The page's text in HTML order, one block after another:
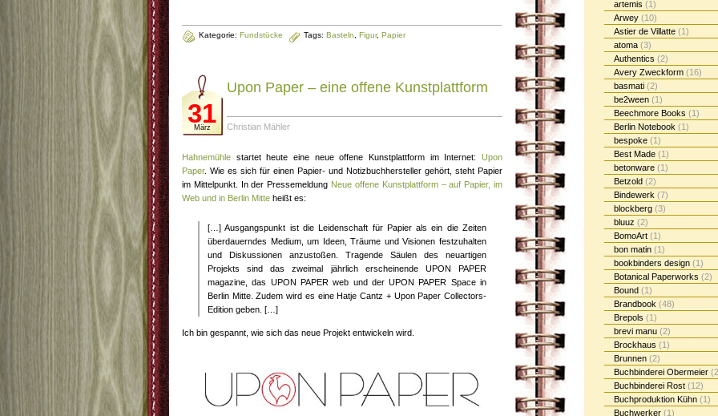
Kategorie: Fundstücke Tags: Basteln Figur, Papier
31
März
Upon Paper – eine offene Kunstplattform
Christian Mähler
Hahnemühle startet heute eine neue offene Kunstplattform im Internet: Upon
Paper. Wie es sich für einen Papier- und Notizbuchhersteller gehört, steht Papier
im Mittelpunkt. In der Pressemeldung Neue offene Kunstplattform – auf Papier, im
Web und in Berlin Mitte heißt es:
[…] Ausgangspunkt ist die Leidenschaft für Papier als ein die Zeiten
überdauerndes Medium, um Ideen, Träume und Visionen festzuhalten
und Diskussionen anzustoßen. Tragende Säulen des neuartigen
Projekts sind das zweimal jährlich erscheinende UPON PAPER
magazine, das UPON PAPER web und der UPON PAPER Space in
Berlin Mitte. Zudem wird es eine Hatje Cantz + Upon Paper Collectors-
Edition geben. […]
Ich bin gespannt, wie sich das neue Projekt entwickeln wird.
artemis (1)
Arwey (10)
Astier de Villatte (1)
atoma (3)
Authentics (2)
Avery Zweckform (16)
basmati (2)
be2ween (1)
Beechmore Books (1)
Berlin Notebook (1)
bespoke (1)
Best Made (1)
betonware (1)
Betzold (2)
Bindewerk (7)
blockberg (3)
bluuz (2)
BomoArt (1)
bon matin (1)
bookbinders design (1)
Botanical Paperworks (2)
Bound (1)
Brandbook (48)
Brepols (1)
brevi manu (2)
Brockhaus (1)
Brunnen (2)
Buchbinderei Obermeier
Buchbinderei Rost (12)
Buchproduktion Kühn (1)
Buchwerker (1)